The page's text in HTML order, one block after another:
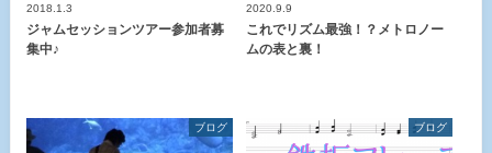
2018.1.3
ジャムセッションツアー参加者募
集中♪
2020.9.9
これでリズム最強！？メトロノー
ムの表と裏！
ブログ ブログ